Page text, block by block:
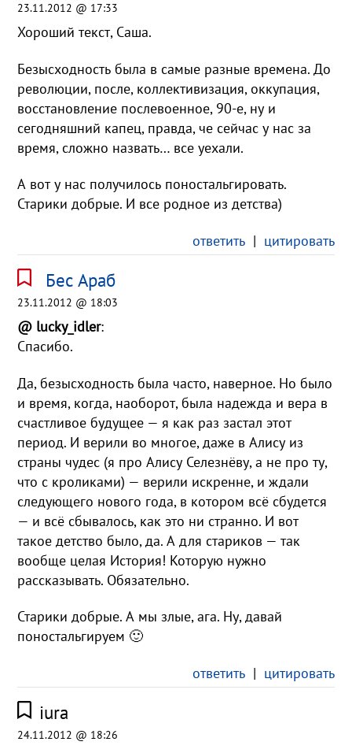
23.11.2012 @ 17:33
Хороший текст, Саша.
Безысходность была в самые разные времена. До
революции, после, коллективизация, оккупация,
восстановление послевоенное, 90-е, ну и
сегодняшний капец, правда, че сейчас у нас за
время, сложно назвать… все уехали.
А вот у нас получилось поностальгировать.
Старики добрые. И все родное из детства)
ответить| цитировать
Бес Араб
23.11.2012 @ 18:03
@ lucky_idler:
Спасибо.
Да, безысходность была часто, наверное. Но было
и время, когда, наоборот, была надежда и вера в
счастливое будущее — я как раз застал этот
период. И верили во многое, даже в Алису из
страны чудес (я про Алису Селезнёву, а не про ту,
что с кроликами) — верили искренне, и ждали
следующего нового года, в котором всё сбудется
— и всё сбывалось, как это ни странно. И вот
такое детство было, да. А для стариков — так
вообще целая История! Которую нужно
рассказывать. Обязательно.
Старики добрые. А мы злые, ага. Ну, давай
поностальгируем 🙂
ответить| цитировать
iura
24.11.2012 @ 18:26